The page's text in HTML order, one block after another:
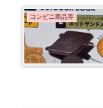
コンビニ商品等